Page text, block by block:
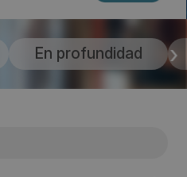
En profundidad